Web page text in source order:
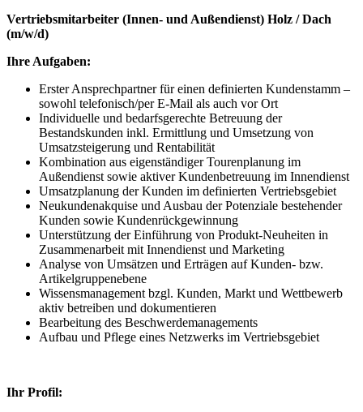
Vertriebsmitarbeiter (Innen- und Außendienst) Holz / Dach
(m/w/d)
Ihre Aufgaben:
Erster Ansprechpartner für einen definierten Kundenstamm –
sowohl telefonisch/per E-Mail als auch vor Ort
Individuelle und bedarfsgerechte Betreuung der
Bestandskunden inkl. Ermittlung und Umsetzung von
Umsatzsteigerung und Rentabilität
Kombination aus eigenständiger Tourenplanung im
Außendienst sowie aktiver Kundenbetreuung im Innendienst
Umsatzplanung der Kunden im definierten Vertriebsgebiet
Neukundenakquise und Ausbau der Potenziale bestehender
Kunden sowie Kundenrückgewinnung
Unterstützung der Einführung von Produkt-Neuheiten in
Zusammenarbeit mit Innendienst und Marketing
Analyse von Umsätzen und Erträgen auf Kunden- bzw.
Artikelgruppenebene
Wissensmanagement bzgl. Kunden, Markt und Wettbewerb
aktiv betreiben und dokumentieren
Bearbeitung des Beschwerdemanagements
Aufbau und Pflege eines Netzwerks im Vertriebsgebiet
Ihr Profil: